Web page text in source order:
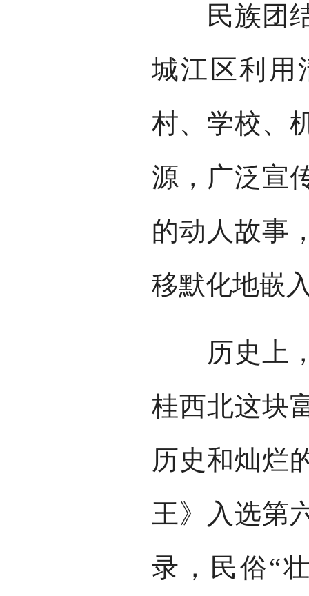
民族团结
城江区利用
村、学校、
源，广泛宣
的动人故事
移默化地嵌
历史上，
桂西北这块
历史和灿烂
王》入选第
录，民俗“